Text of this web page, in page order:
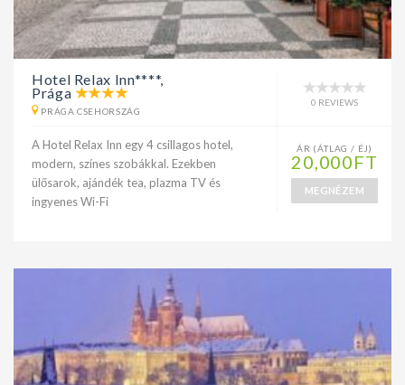
Hotel Relax Inn****,
Prága
PRÁGA CSEHORSZÁG
0 REVIEWS
A Hotel Relax Inn egy 4 csillagos hotel,
modern, színes szobákkal. Ezekben
ülősarok, ajándék tea, plazma TV és
ingyenes Wi-Fi
ÁR (ÁTLAG / ÉJ)
20,000FT
MEGNÉZEM